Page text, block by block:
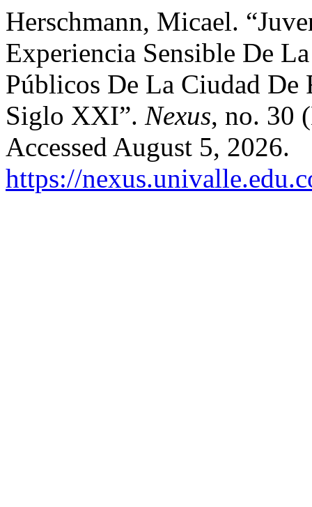
Herschmann, Micael.
Experiencia Sensible De
Públicos De La Ciudad
Siglo XXI”. Nexus, no. 30
Accessed August 5, 2026.
https://